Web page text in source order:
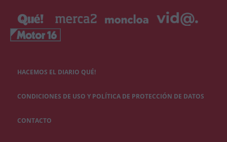
HACEMOS EL DIARIO QUÉ!
CONDICIONES DE USO Y POLÍTICA DE PROTECCIÓN DE DATOS
CONTACTO